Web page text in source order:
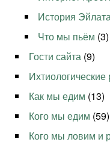
История
Что мы пьём (3)
Гости сайта (9)
Как мы едим (13)
Кого мы едим (59)
Кого мы ловим и